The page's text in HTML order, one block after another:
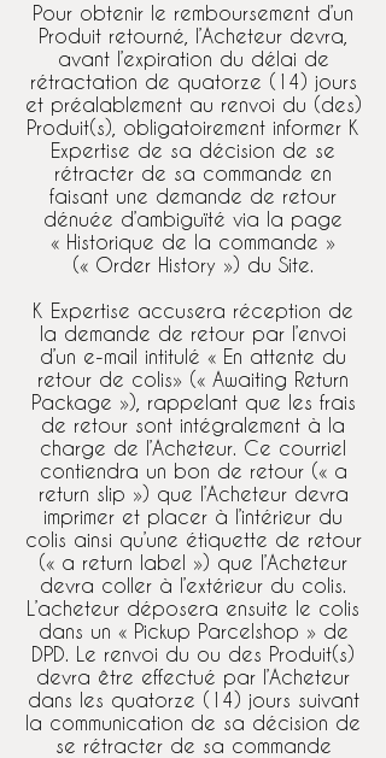
Pour obtenir le remboursement d’un
Produit retourné, l’Acheteur devra,
avant l’expiration du délai de
rétractation de quatorze (14) jours
et préalablement au renvoi du (des)
Produit(s), obligatoirement informer K
Expertise de sa décision de se
rétracter de sa commande en
faisant une demande de retour
dénuée d’ambiguïté via la page
« Historique de la commande »
(« Order History ») du Site.
K Expertise accusera réception de
la demande de retour par l’envoi
d’un e-mail intitulé « En attente du
retour de colis» (« Awaiting Return
Package »), rappelant que les frais
de retour sont intégralement à la
charge de l’Acheteur. Ce courriel
contiendra un bon de retour (« a
return slip ») que l’Acheteur devra
imprimer et placer à l’intérieur du
colis ainsi qu’une étiquette de retour
(« a return label ») que l’Acheteur
devra coller à l’extérieur du colis.
L’acheteur déposera ensuite le colis
dans un « Pickup Parcelshop » de
DPD. Le renvoi du ou des Produit(s)
devra être effectué par l’Acheteur
dans les quatorze (14) jours suivant
la communication de sa décision de
se rétracter de sa commande